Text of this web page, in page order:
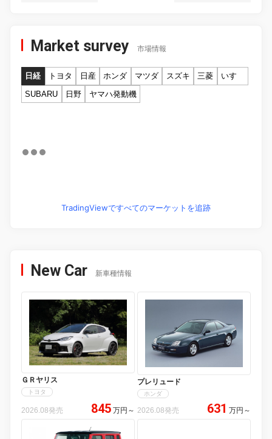
Market survey 市場情報
日経 トヨタ 日産 ホンダ マツダ スズキ 三菱
いすゞ
SUBARU
日野 ヤマハ発動機
TradingViewですべてのマーケットを追跡
New Car 新車種情報
ＧＲヤリス
トヨタ
2026.08発売 845 万円 ～
プレリュード
ホンダ
2026.08発売 631 万円 ～